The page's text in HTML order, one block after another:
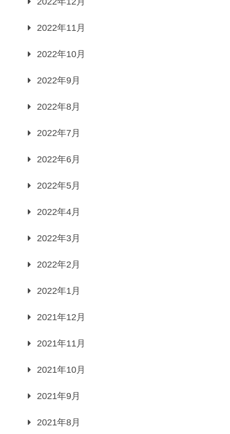
2022年11月
2022年10月
2022年9月
2022年8月
2022年7月
2022年6月
2022年5月
2022年4月
2022年3月
2022年2月
2022年1月
2021年12月
2021年11月
2021年10月
2021年9月
2021年8月